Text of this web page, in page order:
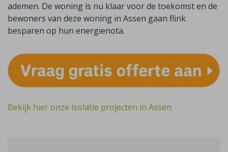
ademen. De woning is nu klaar voor de toekomst en de
bewoners van deze woning in Assen gaan flink
besparen op hun energienota.
Bekijk hier onze isolatie projecten in Assen